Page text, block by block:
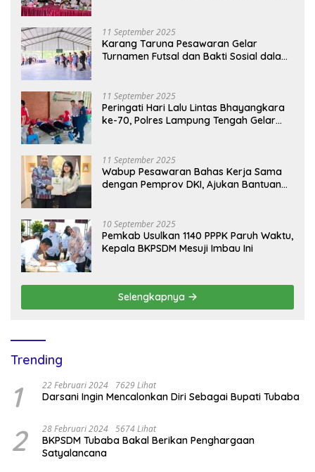
11 September 2025
Karang Taruna Pesawaran Gelar
Turnamen Futsal dan Bakti Sosial dalam
11 September 2025
Peringati Hari Lalu Lintas Bhayangkara
ke-70, Polres Lampung Tengah Gelar
11 September 2025
Wabup Pesawaran Bahas Kerja Sama
dengan Pemprov DKI, Ajukan Bantuan
10 September 2025
Pemkab Usulkan 1140 PPPK Paruh Waktu,
Kepala BKPSDM Mesuji Imbau Ini
Selengkapnya
Trending
1 22 Februari 2024 7629 Lihat
Darsani Ingin Mencalonkan Diri Sebagai Bupati Tubaba
2 28 Februari 2024 5674 Lihat
BKPSDM Tubaba Bakal Berikan Penghargaan
Satyalancana